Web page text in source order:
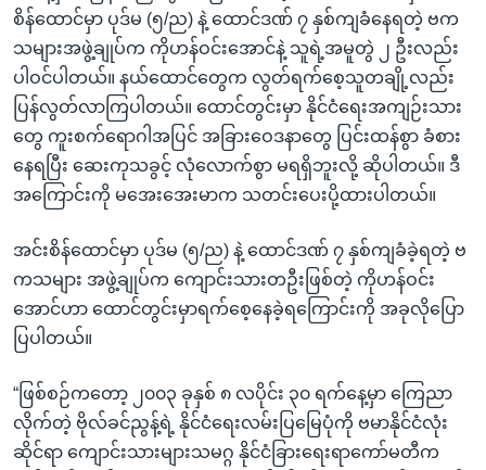
ရန်
ရှာဖွေ
ရန်
နေရာ
သို့
ကျော်
ရန်
ဘာသာစကားများ
စိန်ထောင်မှာ ပုဒ်မ (၅/ည) နဲ့ ထောင်ဒဏ် ၇ နှစ်ကျခံနေရတဲ့ ဗက
သများအဖွဲ့ချုပ်က ကိုဟန်ဝင်းအောင်နဲ့ သူရဲ့အမူတွဲ ၂ ဦးလည်း
ပါဝင်ပါတယ်။ နယ်ထောင်တွေက လွတ်ရက်စေ့သူတချို့လည်း
ပြန်လွတ်လာကြပါတယ်။ ထောင်တွင်းမှာ နိုင်ငံရေးအကျဉ်းသား
တွေ ကူးစက်ရောဂါအပြင် အခြားဝေဒနာတွေ ပြင်းထန်စွာ ခံစား
နေရပြီး ဆေးကုသခွင့် လုံလောက်စွာ မရရှိဘူးလို့ ဆိုပါတယ်။ ဒီ
အကြောင်းကို မအေးအေးမာက သတင်းပေးပို့ထားပါတယ်။
အင်းစိန်ထောင်မှာ ပုဒ်မ (၅/ည) နဲ့ ထောင်ဒဏ် ၇ နှစ်ကျခံခဲ့ရတဲ့ ဗ
ကသများ အဖွဲ့ချုပ်က ကျောင်းသားတဦးဖြစ်တဲ့ ကိုဟန်ဝင်း
အောင်ဟာ ထောင်တွင်းမှာရက်စေ့နေခဲ့ရကြောင်းကို အခုလိုပြော
ပြပါတယ်။
“ဖြစ်စဉ်ကတော့ ၂၀၀၃ ခုနှစ် ၈ လပိုင်း ၃၀ ရက်နေ့မှာ ကြေညာ
လိုက်တဲ့ ဗိုလ်ခင်ညွန့်ရဲ့ နိုင်ငံရေးလမ်းပြမြေပုံကို ဗမာနိုင်ငံလုံး
ဆိုင်ရာ ကျောင်းသားများသမဂ္ဂ နိုင်ငံခြားရေးရာကော်မတီက